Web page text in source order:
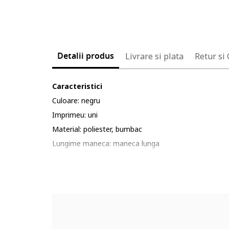
Detalii produs Livrare si plata Retur si
Caracteristici
Culoare: negru
Imprimeu: uni
Material: poliester, bumbac
Lungime maneca: maneca lunga